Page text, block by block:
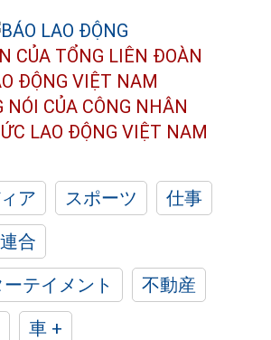
CỦA TỔNG LIÊN ĐOÀN
ĐỘNG VIỆT NAM
NÓI CỦA CÔNG NHÂN
LAO ĐỘNG VIỆT NAM
ア スポーツ
仕事
連合
テイメント
不動産
車 +